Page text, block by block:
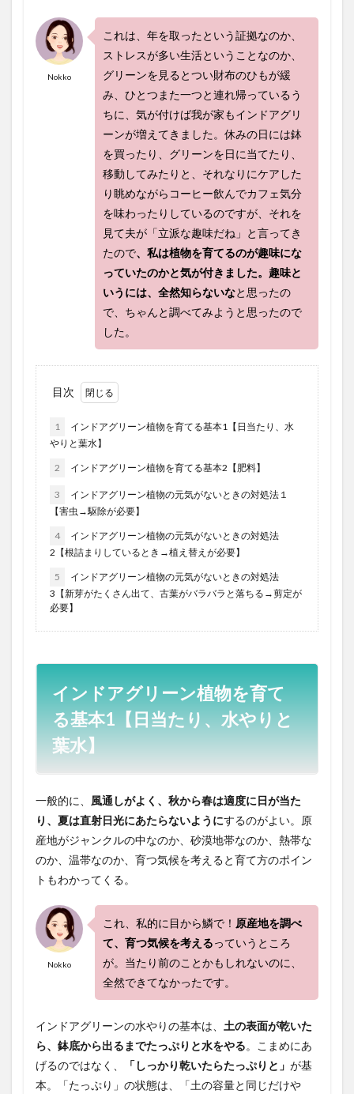
Nokko
これは、年を取ったという証拠なのか、
ストレスが多い生活ということなのか、
グリーンを見るとつい財布のひもが緩
み、ひとつまた一つと連れ帰っているう
ちに、気が付けば我が家もインドアグリ
ーンが増えてきました。休みの日には鉢
を買ったり、グリーンを日に当てたり、
移動してみたりと、それなりにケアした
り眺めながらコーヒー飲んでカフェ気分
を味わったりしているのですが、それを
見て夫が「立派な趣味だね」と言ってき
たので、私は植物を育てるのが趣味にな
っていたのかと気が付きました。趣味と
いうには、全然知らないなと思ったの
で、ちゃんと調べてみようと思ったので
した。
目次
1
インドアグリーン植物を育てる基本1【日当たり、水
やりと葉水】
2 インドアグリーン植物を育てる基本2【肥料】
3
インドアグリーン植物の元気がないときの対処法１
【害虫→駆除が必要】
4
インドアグリーン植物の元気がないときの対処法
2【根詰まりしているとき→植え替えが必要】
5
インドアグリーン植物の元気がないときの対処法
3【新芽がたくさん出て、古葉がバラバラと落ちる→剪定が
必要】
インドアグリーン植物を育て
る基本1【日当たり、水やりと
葉水】
一般的に、 風通しがよく、秋から春は適度に日が当た
り、夏は直射日光にあたらないようにするのがよい。原
産地がジャンクルの中なのか、砂漠地帯なのか、熱帯な
のか、温帯なのか、育つ気候を考えると育て方のポイン
トもわかってくる。
Nokko
これ、私的に目から鱗で！ 原産地を調べ
て、育つ気候を考えるっていうところ
が。当たり前のことかもしれないのに、
全然できてなかったです。
インドアグリーンの水やりの基本は、 土の表面が乾いた
ら、鉢底から出るまでたっぷりと水をやる。こまめにあ
げるのではなく、
「しっかり乾いたらたっぷりと」 が基
本。「たっぷり」の状態は、「土の容量と同じだけや